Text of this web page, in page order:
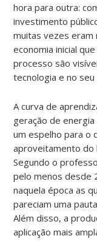
hora para outra:
investimento
muitas vezes eram
economia inicial
processo são
tecnologia e no
A curva de
geração de
um espelho para o
aproveitamento do
Segundo o
pelo menos desde
naquela época as
pareciam uma
Além disso, a
aplicação mais